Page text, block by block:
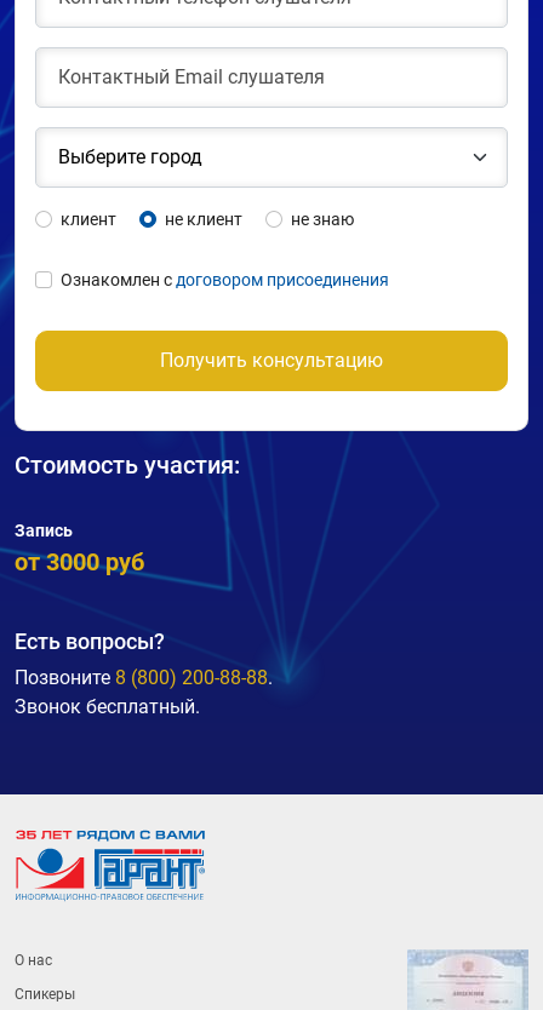
клиент не клиент не знаю
Ознакомлен с договором присоединения
Получить консультацию
Стоимость участия:
Запись
от 3000 руб
Есть вопросы?
Позвоните 8 (800) 200-88-88.
Звонок бесплатный.
О нас
Спикеры